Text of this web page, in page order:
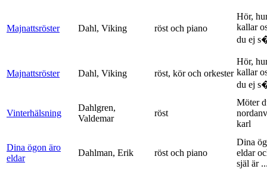
Majnattsröster Dahl, Viking röst och piano
Hör,
kallar
du ej
Majnattsröster Dahl, Viking röst, kör och orkester
Hör,
kallar
du ej
Vinterhälsning
Dahlgren,
Valdemar
röst
Möter
karl
Dina ögon äro
eldar
Dahlman, Erik röst och piano
Dina
eldar
själ är